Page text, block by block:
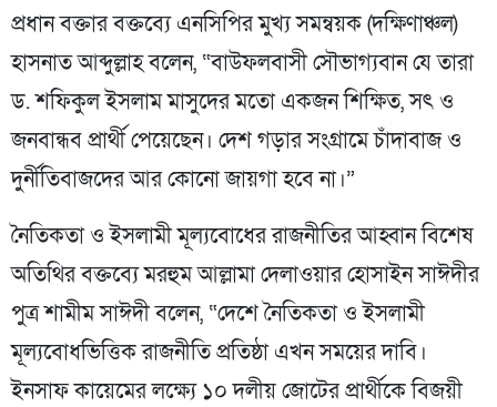
প্রধান বক্তার বক্তব্যে এনসিপির মুখ্য সমন্বয়ক (দক্ষিণাঞ্চল)
হাসনাত আব্দুল্লাহ বলেন, “বাউফলবাসী সৌভাগ্যবান যে তারা
ড. শফিকুল ইসলাম মাসুদের মতো একজন শিক্ষিত, সৎ ও
জনবান্ধব প্রার্থী পেয়েছেন। দেশ গড়ার সংগ্রামে চাঁদাবাজ ও
দুর্নীতিবাজদের আর কোনো জায়গা হবে না।”
নৈতিকতা ও ইসলামী মূল্যবোধের রাজনীতির আহ্বান বিশেষ
অতিথির বক্তব্যে মরহুম আল্লামা দেলাওয়ার হোসাইন সাঈদীর
পুত্র শামীম সাঈদী বলেন, “দেশে নৈতিকতা ও ইসলামী
মূল্যবোধভিত্তিক রাজনীতি প্রতিষ্ঠা এখন সময়ের দাবি।
ইনসাফ কায়েমের লক্ষ্যে ১০ দলীয় জোটের প্রার্থীকে বিজয়ী